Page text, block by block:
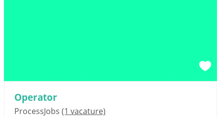
Operator
ProcessJobs (1 vacature)